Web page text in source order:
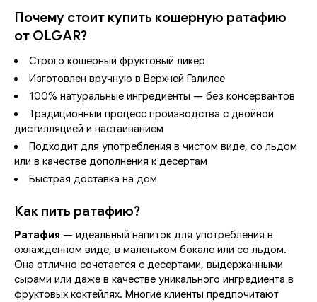
Почему стоит купить кошерную ратафию
от OLGAR?
Строго кошерный фруктовый ликер
Изготовлен вручную в Верхней Галилее
100% натуральные ингредиенты — без консервантов
Традиционный процесс производства с двойной
дистилляцией и настаиванием
Подходит для употребления в чистом виде, со льдом
или в качестве дополнения к десертам
Быстрая доставка на дом
Как пить ратафию?
Ратафия — идеальный напиток для употребления в
охлажденном виде, в маленьком бокале или со льдом.
Она отлично сочетается с десертами, выдержанными
сырами или даже в качестве уникального ингредиента в
фруктовых коктейлях. Многие клиенты предпочитают